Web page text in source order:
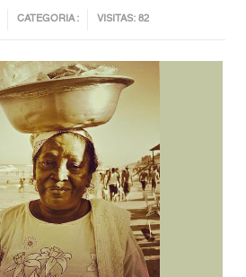
CATEGORIA : VISITAS: 82